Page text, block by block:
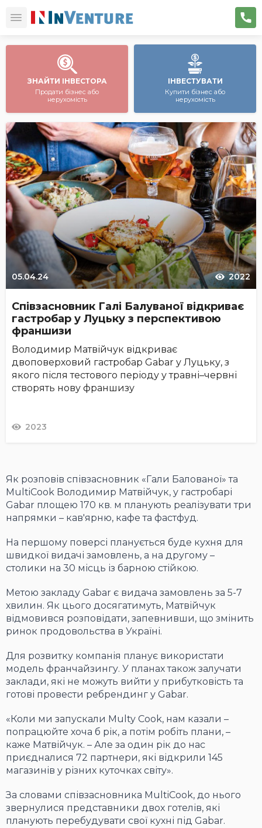
ЗНАЙТИ ІНВЕСТОРА
Продати бізнес або
нерухомість
ІНВЕСТУВАТИ
Купити бізнес або
нерухомість
05.04.24 2022
Співзасновник Галі Балуваної відкриває
гастробар у Луцьку з перспективою
франшизи
Володимир Матвійчук відкриває
двоповерховий гастробар Gabar у Луцьку, з
якого після тестового періоду у травні–червні
створять нову франшизу
2023
Як розповів співзасновник «Гали Балованої» та
MultiСook Володимир Матвійчук, у гастробарі
Gabar площею 170 кв. м планують реалізувати три
напрямки – кав'ярню, кафе та фастфуд.
На першому поверсі планується буде кухня для
швидкої видачі замовлень, а на другому –
столики на 30 місць із барною стійкою.
Метою закладу Gabar є видача замовлень за 5-7
хвилин. Як цього досягатимуть, Матвійчук
відмовився розповідати, запевнивши, що змінить
ринок продовольства в Україні.
Для розвитку компанія планує використати
модель франчайзингу. У планах також залучати
заклади, які не можуть вийти у прибутковість та
готові провести ребрендинг у Gabar.
«Коли ми запускали Multy Cook, нам казали –
попрацюйте хоча б рік, а потім робіть плани, –
каже Матвійчук. – Але за один рік до нас
приєдналися 72 партнери, які відкрили 145
магазинів у різних куточках світу».
За словами співзасновника MultiСook, до нього
звернулися представники двох готелів, які
планують перебудувати свої кухні під Gabar.